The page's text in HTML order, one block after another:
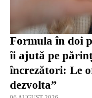
Formula în doi
îi ajută pe
încrezători: Le
dezvolta”